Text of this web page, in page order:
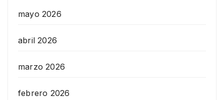
mayo 2026
abril 2026
marzo 2026
febrero 2026